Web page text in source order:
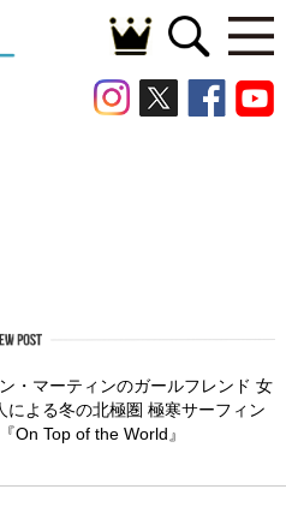
ン・マーティンのガールフレンド 女
による冬の北極圏 極寒サーフィン
On Top of the World』